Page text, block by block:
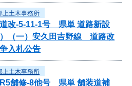
上土木事務所
道改-5-11-1号 県単 道路新設
（一）安久田吉野線 道路改
入札公告
上土木事務所
R5舗修-8他号 県単 舗装道補